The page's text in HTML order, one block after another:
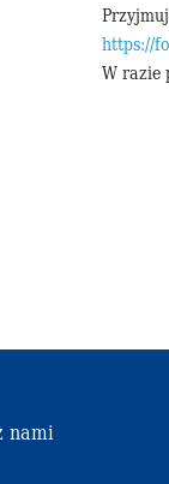
https://
W razie
nami